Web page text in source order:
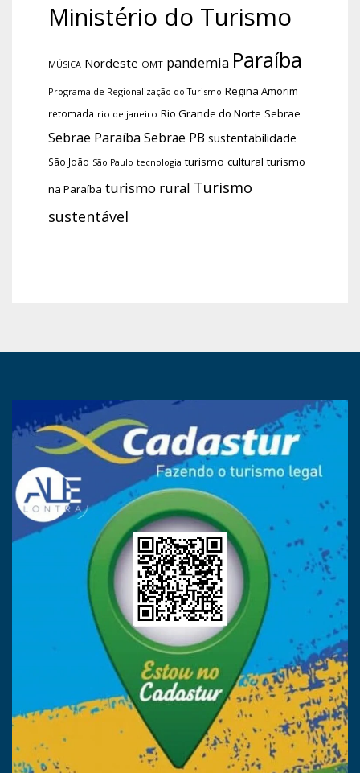
Ministério do Turismo
MÚSICA Nordeste OMT pandemia Paraíba
Programa de Regionalização do Turismo Regina Amorim
retomada rio de janeiro Rio Grande do Norte Sebrae
Sebrae Paraíba Sebrae PB sustentabilidade
São João São Paulo tecnologia turismo cultural turismo
na Paraíba turismo rural Turismo
sustentável